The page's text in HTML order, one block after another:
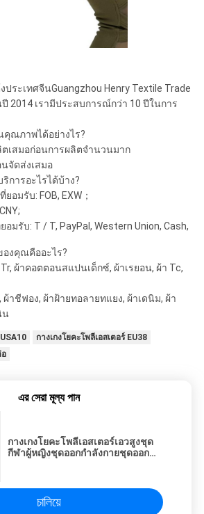
ประเทศจีนGuangzhou Henry Textile Trade
ปี 2014 เรามีประสบการณ์กว่า 10 ปีในการ
คุณภาพได้อย่างไร?
ตเสมอก่อนการผลิตจำนวนมาก
จัดส่งเสมอ
ริการอะไรได้บ้าง?
อมรับ: FOB, EXW；
มรับ: T / T, PayPal, Western Union, Cash,
งคุณคืออะไร?
ผ้าคอตตอนสแปนเด็กซ์, ผ้าเรยอน, ผ้า Tc,
ผ้าชีฟอง, ผ้าฝ้ายทอลายทแยง, ผ้าเดนิม, ผ้า
น
กางเกงโยคะโพลีเอสเตอร์ EU38
এর সেরা মূল্য পান
กางเกงโยคะโพลีเอสเตอร์เอวสูงชุด
กีฬาผู้หญิงชุดออกกำลังกายชุดออก
চালিয়ে